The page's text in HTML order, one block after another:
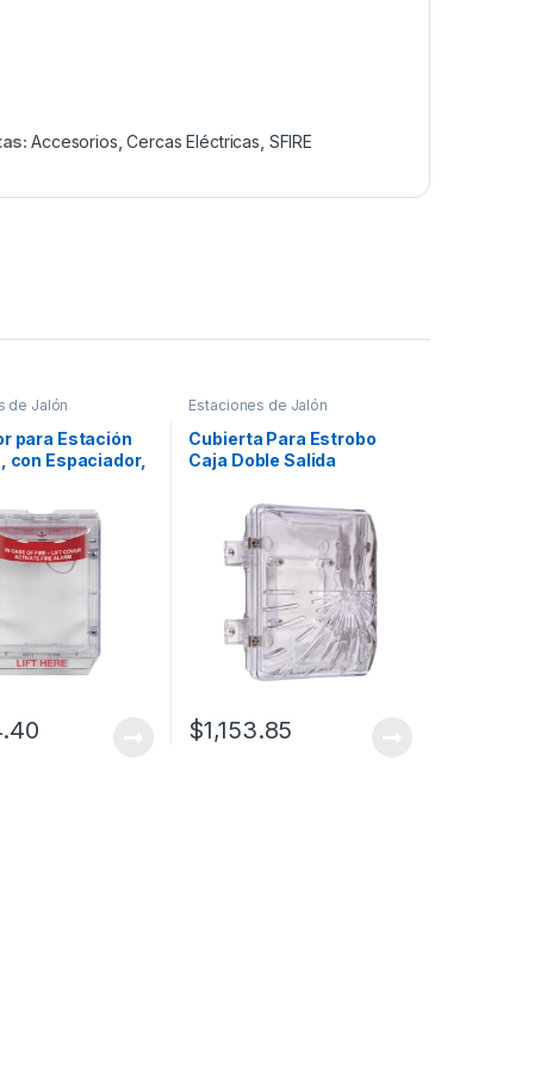
Accesorios ,Cercas Eléctricas SFIRE
de Jalón
para Estación
con Espaciador,
Estaciones de Jalón
Cubierta Para Estrobo
Caja Doble Salida
$1,153.85